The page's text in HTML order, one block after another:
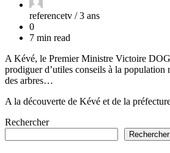
referencetv /3 ans
0
7 min read
A Kévé, le Premier Ministre Victoire
prodiguer d’utiles conseils à la population
des arbres…
A la découverte de Kévé et de la
Rechercher
Rechercher